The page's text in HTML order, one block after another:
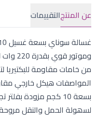
عن المنتجالتقييمات
من خامات مقاومة
المواصفات ھیكل خارجي
بسعة 10 كجم مزودة
لسھولة الحمل والنقل